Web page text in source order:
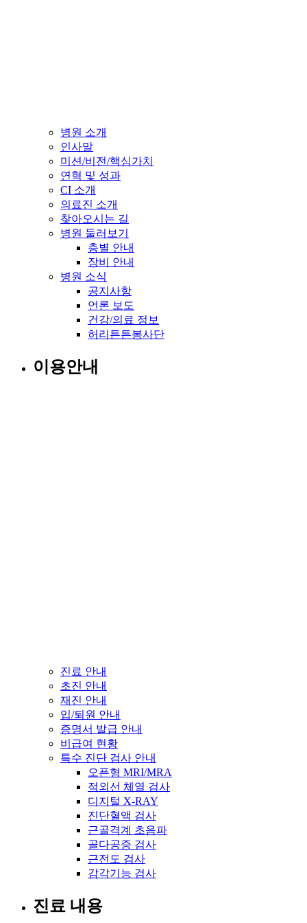
병원 소개
인사말
미션/비전/핵심가치
연혁 및 성과
CI 소개
의료진 소개
찾아오시는 길
병원 둘러보기
층별 안내
장비 안내
병원 소식
공지사항
언론 보도
건강/의료 정보
허리튼튼봉사단
이용안내
진료 안내
초진 안내
재진 안내
입/퇴원 안내
증명서 발급 안내
비급여 현황
특수 진단 검사 안내
오픈형 MRI/MRA
적외선 체열 검사
디지털 X-RAY
진단혈액 검사
근골격계 초음파
골다공증 검사
근전도 검사
감각기능 검사
진료 내용